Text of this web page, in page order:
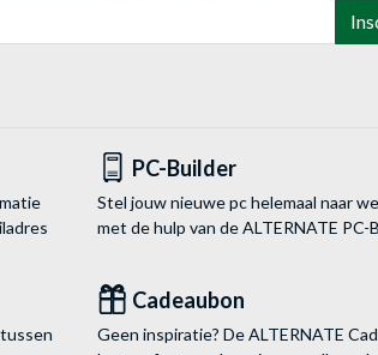
PC-Builder
Stel jouw nieuwe pc helemaal naar
met de hulp van de ALTERNATE PC-
Cadeaubon
Geen inspiratie? De ALTERNATE